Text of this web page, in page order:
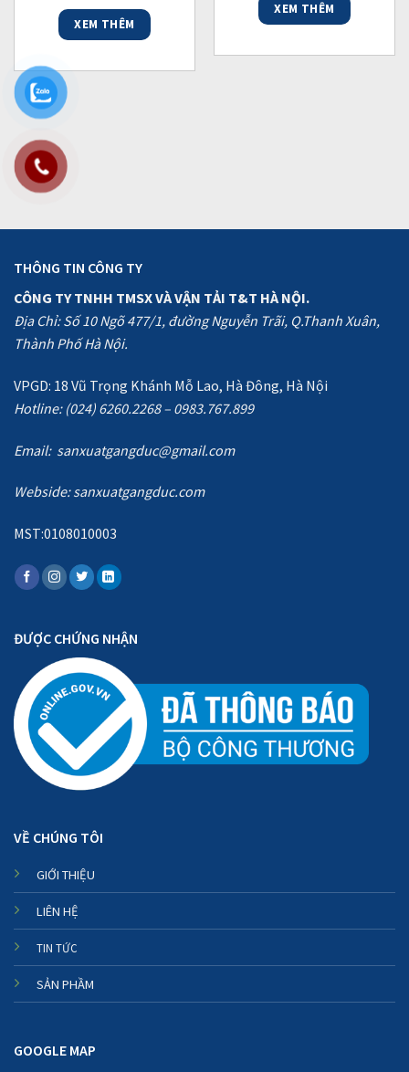
XEM THÊM
XEM THÊM
THÔNG TIN CÔNG TY
CÔNG TY TNHH TMSX VÀ VẬN TẢI T&T HÀ NỘI.
Địa Chỉ: Số 10 Ngõ 477/1, đường Nguyễn Trãi, Q.Thanh Xuân,
Thành Phố Hà Nội.
VPGD: 18 Vũ Trọng Khánh Mỗ Lao, Hà Đông, Hà Nội
Hotline: (024) 6260.2268 – 0983.767.899
Email: sanxuatgangduc@gmail.com
Webside:sanxuatgangduc.com
MST:0108010003
VỀ CHÚNG TÔI
GIỚI THIỆU
LIÊN HỆ
TIN TỨC
SẢN PHẦM
GOOGLE MAP
ĐƯỢC CHỨNG NHẬN